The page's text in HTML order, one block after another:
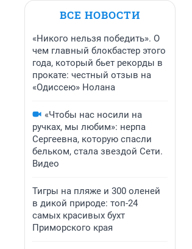
ВСЕ НОВОСТИ
«Никого нельзя победить». О
чем главный блокбастер этого
года, который бьет рекорды в
прокате: честный отзыв на
«Одиссею» Нолана
«Чтобы нас носили на
ручках, мы любим»: нерпа
Сергеевна, которую спасли
бельком, стала звездой Сети.
Видео
Тигры на пляже и 300 оленей
в дикой природе: топ-24
самых красивых бухт
Приморского края